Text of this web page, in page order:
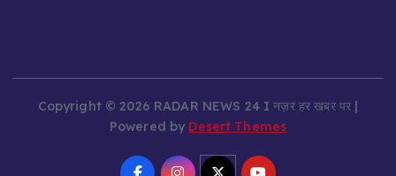
Powered byDesert Themes